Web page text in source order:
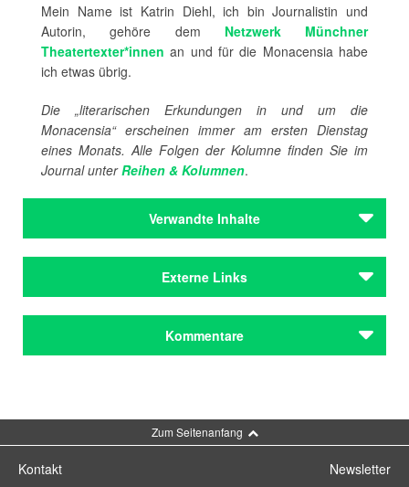
Mein Name ist Katrin Diehl, ich bin Journalistin und
Autorin, gehöre dem Netzwerk Münchner
Theatertexter*innen an und für die Monacensia habe
ich etwas übrig.
Die „literarischen Erkundungen in und um die
Monacensia“ erscheinen immer am ersten Dienstag
eines Monats. Alle Folgen der Kolumne finden Sie im
Journal unterReihen & Kolumnen.
Verwandte Inhalte
Mann, Erika
Mann, Golo
Mann, Michael
Mann, Golo
Externe Links
Kommentare
Zum Seitenanfang
Kontakt
Newsletter